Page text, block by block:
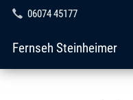
06074 45177
Fernseh Steinheimer